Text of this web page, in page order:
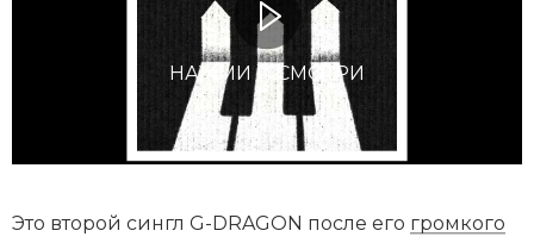
НАЖМИ И СМОТРИ
Это второй сингл G-DRAGON после его громкого